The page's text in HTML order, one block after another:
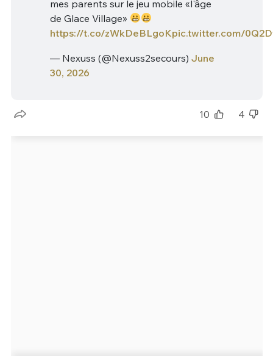
mes parents sur le jeu mobile «l'âge
de Glace Village»
https://t.co/zWkDeBLgoKpic.twitter.com/
— Nexuss (@Nexuss2secours) June
30, 2026
10 4